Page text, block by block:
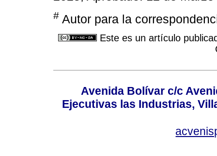
# Autor para la
Este es un artículo
Avenida Bolívar c/c
Ejecutivas las Industrias,